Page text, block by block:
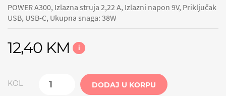
POWER A300, Izlazna struja 2,22 A, Izlazni napon 9V, Priključak
USB, USB-C, Ukupna snaga: 38W
12,40 KM i
KOL DODAJ U KORPU